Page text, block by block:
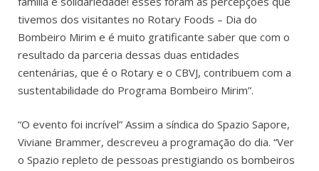
tivemos dos visitantes no Rotary Foods – Dia do
Bombeiro Mirim e é muito gratificante saber que com o
resultado da parceria dessas duas entidades
centenárias, que é o Rotary e o CBVJ, contribuem com a
sustentabilidade do Programa Bombeiro Mirim”.
“O evento foi incrível” Assim a síndica do Spazio Sapore,
Viviane Brammer, descreveu a programação do dia. “Ver
o Spazio repleto de pessoas prestigiando os bombeiros